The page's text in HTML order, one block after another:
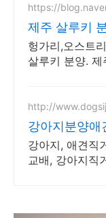
https://
제주 살루키
헝가리,오스트
살루키 분양. 제주 경주마 목장에
http://
강아지분양애
강아지, 애견직
교배, 강아지직